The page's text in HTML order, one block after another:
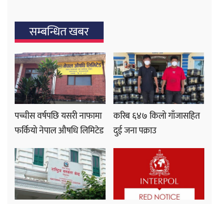
सम्बन्धित खबर
पच्चीस वर्षपछि यसरी नाफामा
फर्कियो नेपाल औषधि लिमिटेड
करिब ६४७ किलो गाँजासहित
दुई जना पक्राउ